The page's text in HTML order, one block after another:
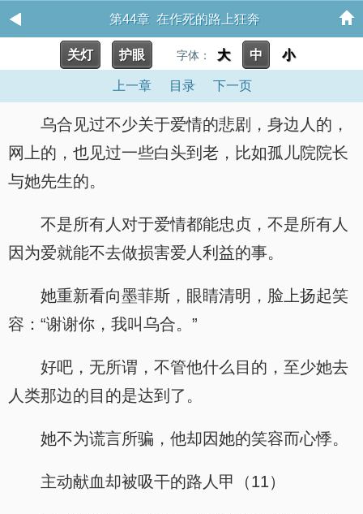
第44章 在作死的路上狂奔
关灯 护眼 字体： 大 中 小
上一章 目录 下一页
乌合见过不少关于爱情的悲剧，身边人的，
网上的，也见过一些白头到老，比如孤儿院院长
与她先生的。
不是所有人对于爱情都能忠贞，不是所有人
因为爱就能不去做损害爱人利益的事。
她重新看向墨菲斯，眼睛清明，脸上扬起笑
容：“谢谢你，我叫乌合。”
好吧，无所谓，不管他什么目的，至少她去
人类那边的目的是达到了。
她不为谎言所骗，他却因她的笑容而心悸。
主动献血却被吸干的路人甲（11）